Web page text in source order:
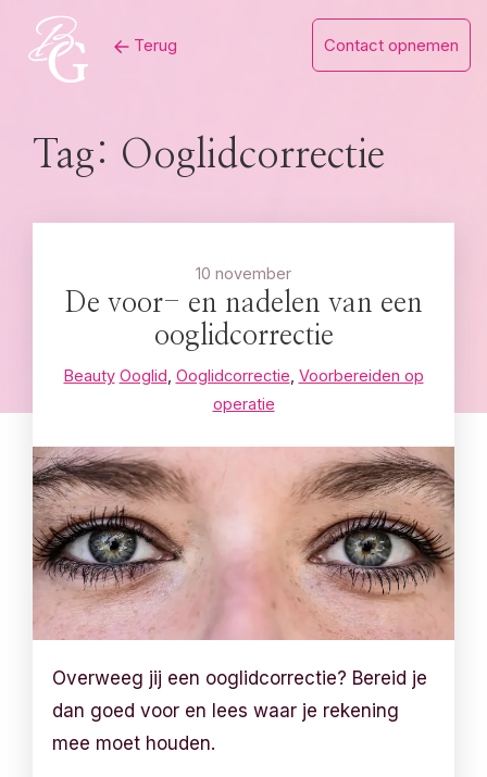
content
Terug Contact opnemen
Tag: Ooglidcorrectie
10 november
De voor- en nadelen van een
ooglidcorrectie
Beauty Ooglid Ooglidcorrectie Voorbereiden op
operatie
Overweeg jij een ooglidcorrectie? Bereid je
dan goed voor en lees waar je rekening
mee moet houden.